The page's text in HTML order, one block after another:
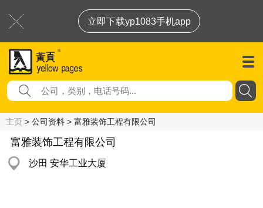
立即下载yp1083手机app
主页 > 公司资料 > 富雅装饰工程有限公司
富雅装饰工程有限公司
沙田 安华工业大厦